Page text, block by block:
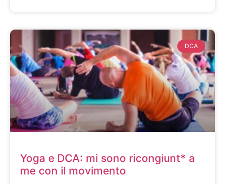
DCA
Yoga e DCA: mi sono ricongiunt* a
me con il movimento